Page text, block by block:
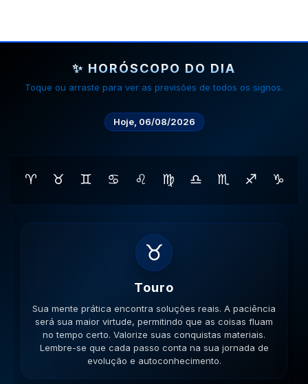
✨ HORÓSCOPO DO DIA
Toque ou arraste para ver as previsões de todos os signos.
Hoje, 06/08/2026
♈ ♉ ♊ ♋ ♌ ♍ ♎ ♏ ♐ ♑
♊
Gemeos
Sua lógica é impecável hoje. A versatilidade é seu
ponto forte; use-a para resolver impasses de forma
criativa. Esteja aberto a novas ideias. Lembre-se que
cada passo conta na sua jornada de evolução e
autoconhecimento.